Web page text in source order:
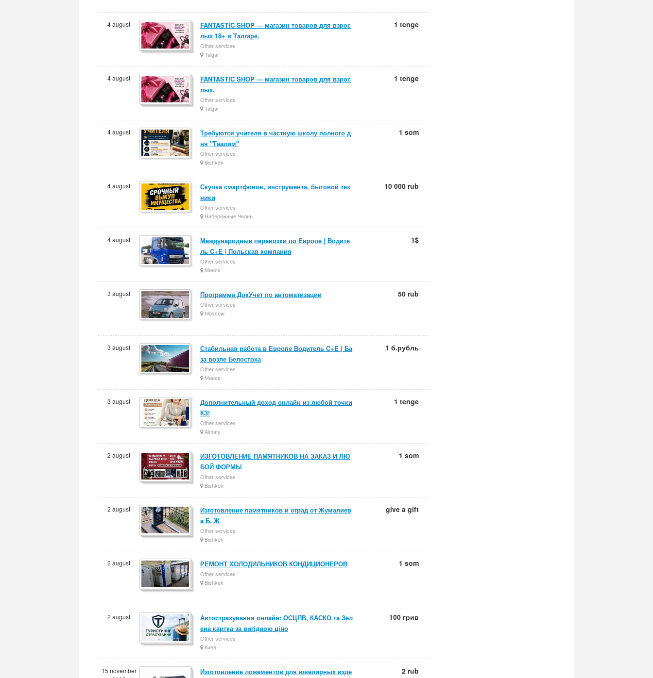
4 august
FANTASTIC SHOP — магазин товаров для взрос
лых 18+ в Талгаре.
Other services
Talgar
1 tenge
4 august
FANTASTIC SHOP — магазин товаров для взрос
лых.
Other services
Talgar
1 tenge
4 august
Требуются учителя в частную школу полного д
ня "Таалим"
Other services
Bishkek
1 som
4 august
Скупка смартфонов, инструмента, бытовой тех
ники
Other services
Набережные Челны
10 000 rub
4 august
Международные перевозки по Европе | Водите
ль C+E | Польская компания
Other services
Минск
1$
3 august Программа ДокУчет по автоматизации
Other services
Moscow
50 rub
3 august
Стабильная работа в Европе Водитель C+E | Ба
за возле Белостока
Other services
Минск
1 б.рубль
3 august
Дополнительный доход онлайн из любой точки
КЗ!
Other services
Almaty
1 tenge
2 august
ИЗГОТОВЛЕНИЕ ПАМЯТНИКОВ НА ЗАКАЗ И ЛЮ
БОЙ ФОРМЫ
Other services
Bishkek
1 som
2 august
Изготовление памятников и оград от Жумалиев
а Б. Ж
Other services
Bishkek
give a gift
2 august РЕМОНТ ХОЛОДИЛЬНИКОВ КОНДИЦИОНЕРОВ
Other services
Bishkek
1 som
2 august
Автострахування онлайн: ОСЦПВ, КАСКО та Зел
ена картка за вигідною ціно
Other services
Киев
100 грив
15 november
Изготовление ложементов для ювелирных изде
2 rub